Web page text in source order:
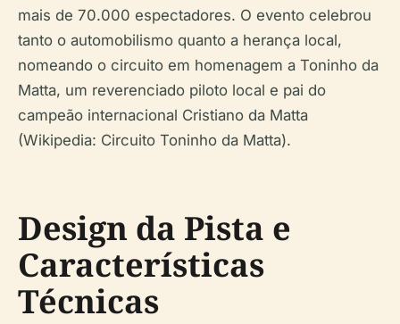
mais de 70.000 espectadores. O evento celebrou
tanto o automobilismo quanto a herança local,
nomeando o circuito em homenagem a Toninho da
Matta, um reverenciado piloto local e pai do
campeão internacional Cristiano da Matta
(Wikipedia: Circuito Toninho da Matta).
Design da Pista e
Características
Técnicas